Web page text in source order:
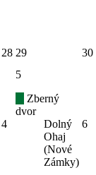
28 29
30
4
5
Zberný
dvor
Dolný
Ohaj
(Nové
Zámky)
6